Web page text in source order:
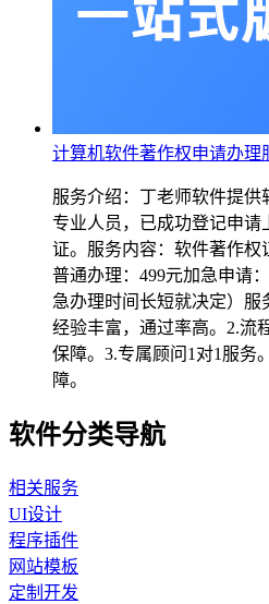
计算机软件著作权申请办理
服务介绍：丁老师软件提供
专业人员，已成功登记申
证。服务内容：软件著作权
普通办理：499元加急申请
急办理时间长短就决定）服
经验丰富，通过率高。2.流
保障。3.专属顾问1对1服务
障。
软件分类导航
相关服务
UI设计
程序插件
网站模板
定制开发